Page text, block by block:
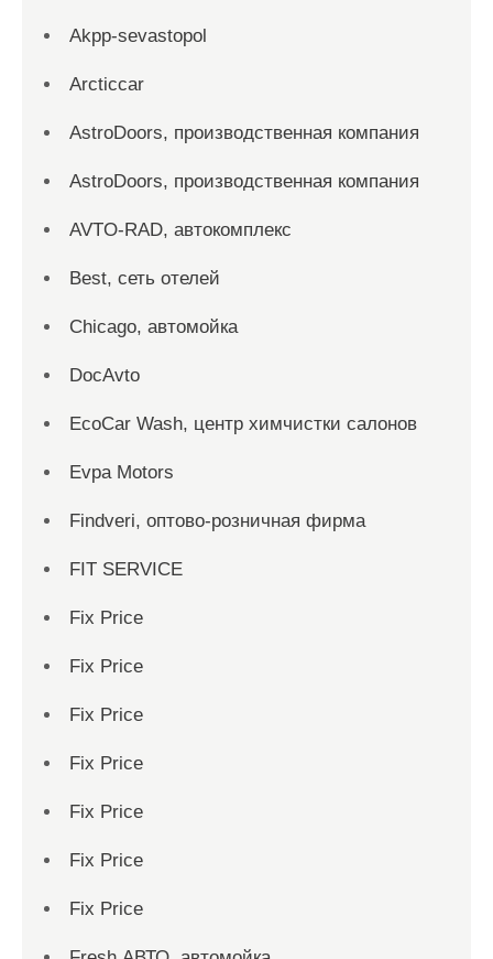
Akpp-sevastopol
Arcticcar
AstroDoors, производственная компания
AstroDoors, производственная компания
AVTO-RAD, автокомплекс
Best, сеть отелей
Chicago, автомойка
DocAvto
EcoCar Wash, центр химчистки салонов
Evpa Motors
Findveri, оптово-розничная фирма
FIT SERVICE
Fix Price
Fix Price
Fix Price
Fix Price
Fix Price
Fix Price
Fix Price